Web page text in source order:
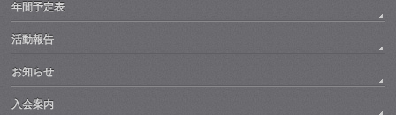
年間予定表
活動報告
お知らせ
入会案内